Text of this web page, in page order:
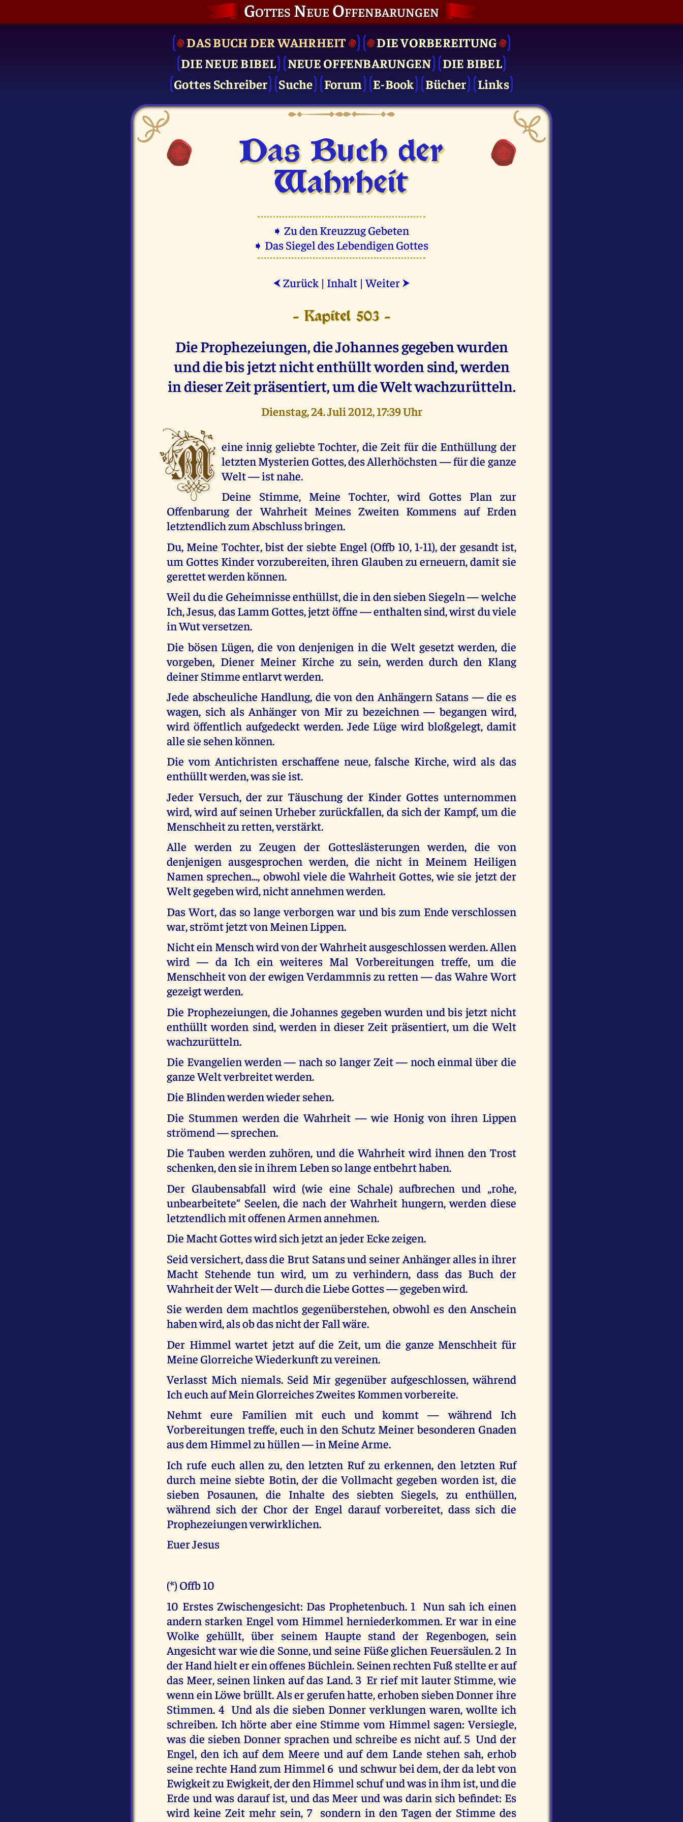
Gottes Neue Offenbarungen
DAS BUCH DER WAHRHEIT
DIE VOR­BEREITUNG
DIE NEUE BIBEL
NEUE OFFENBARUNGEN
DIE BIBEL
Gottes Schreiber
Suche Forum E-Book Bücher Links
Das Buch der
Wahrheit
➧ Zu den Kreuzzug Gebeten
➧ Das Siegel des Lebendigen Gottes
⮜ Zurück | Inhalt |Weiter ⮞
- Kapitel 503 -
Die Prophezeiungen, die Johannes gegeben wurden
und die bis jetzt nicht enthüllt worden sind, werden
in dieser Zeit präsentiert, um die Welt wachzurütteln.
Dienstag, 24. Juli 2012, 17:39 Uhr
M eine innig geliebte Tochter, die Zeit für die Enthüllung der
letzten Mysterien Gottes, des Allerhöchsten — für die ganze
Welt — ist nahe.
Deine Stimme, Meine Tochter, wird Gottes Plan zur
Offenbarung der Wahrheit Meines Zweiten Kommens auf Erden
letztendlich zum Abschluss bringen.
Du, Meine Tochter, bist der siebte Engel (Offb 10, 1-11), der gesandt ist,
um Gottes Kinder vorzubereiten, ihren Glauben zu erneuern, damit sie
gerettet werden können.
Weil du die Geheimnisse enthüllst, die in den sieben Siegeln — welche
Ich, Jesus, das Lamm Gottes, jetzt öffne — enthalten sind, wirst du viele
in Wut versetzen.
Die bösen Lügen, die von denjenigen in die Welt gesetzt werden, die
vorgeben, Diener Meiner Kirche zu sein, werden durch den Klang
deiner Stimme entlarvt werden.
Jede abscheuliche Handlung, die von den Anhängern Satans — die es
wagen, sich als Anhänger von Mir zu bezeichnen — begangen wird,
wird öffentlich aufgedeckt werden. Jede Lüge wird bloßgelegt, damit
alle sie sehen können.
Die vom Antichristen erschaffene neue, falsche Kirche, wird als das
enthüllt werden, was sie ist.
Jeder Versuch, der zur Täuschung der Kinder Gottes unternommen
wird, wird auf seinen Urheber zurückfallen, da sich der Kampf, um die
Menschheit zu retten, verstärkt.
Alle werden zu Zeugen der Gotteslästerungen werden, die von
denjenigen ausgesprochen werden, die nicht in Meinem Heiligen
Namen sprechen..., obwohl viele die Wahrheit Gottes, wie sie jetzt der
Welt gegeben wird, nicht annehmen werden.
Das Wort, das so lange verborgen war und bis zum Ende verschlossen
war, strömt jetzt von Meinen Lippen.
Nicht ein Mensch wird von der Wahrheit ausgeschlossen werden. Allen
wird — da Ich ein weiteres Mal Vorbereitungen treffe, um die
Menschheit von der ewigen Verdammnis zu retten — das Wahre Wort
gezeigt werden.
Die Prophezeiungen, die Johannes gegeben wurden und bis jetzt nicht
enthüllt worden sind, werden in dieser Zeit präsentiert, um die Welt
wachzurütteln.
Die Evangelien werden — nach so langer Zeit — noch einmal über die
ganze Welt verbreitet werden.
Die Blinden werden wieder sehen.
Die Stummen werden die Wahrheit — wie Honig von ihren Lippen
strömend — sprechen.
Die Tauben werden zuhören, und die Wahrheit wird ihnen den Trost
schenken, den sie in ihrem Leben so lange entbehrt haben.
Der Glaubensabfall wird (wie eine Schale) aufbrechen und „rohe,
unbearbeitete“ Seelen, die nach der Wahrheit hungern, werden diese
letztendlich mit offenen Armen annehmen.
Die Macht Gottes wird sich jetzt an jeder Ecke zeigen.
Seid versichert, dass die Brut Satans und seiner Anhänger alles in ihrer
Macht Stehende tun wird, um zu verhindern, dass das Buch der
Wahrheit der Welt — durch die Liebe Gottes — gegeben wird.
Sie werden dem machtlos gegenüberstehen, obwohl es den Anschein
haben wird, als ob das nicht der Fall wäre.
Der Himmel wartet jetzt auf die Zeit, um die ganze Menschheit für
Meine Glorreiche Wiederkunft zu vereinen.
Verlasst Mich niemals. Seid Mir gegenüber aufgeschlossen, während
Ich euch auf Mein Glorreiches Zweites Kommen vorbereite.
Nehmt eure Familien mit euch und kommt — während Ich
Vorbereitungen treffe, euch in den Schutz Meiner besonderen Gnaden
aus dem Himmel zu hüllen — in Meine Arme.
Ich rufe euch allen zu, den letzten Ruf zu erkennen, den letzten Ruf
durch meine siebte Botin, der die Vollmacht gegeben worden ist, die
sieben Posaunen, die Inhalte des siebten Siegels, zu enthüllen,
während sich der Chor der Engel darauf vorbereitet, dass sich die
Prophezeiungen verwirklichen.
Euer Jesus
(*) Offb 10
10 Erstes Zwischengesicht: Das Prophetenbuch. 1 Nun sah ich einen
andern starken Engel vom Himmel herniederkommen. Er war in eine
Wolke gehüllt, über seinem Haupte stand der Regenbogen, sein
Angesicht war wie die Sonne, und seine Füße glichen Feuersäulen. 2 In
der Hand hielt er ein offenes Büchlein. Seinen rechten Fuß stellte er auf
das Meer, seinen linken auf das Land. 3 Er rief mit lauter Stimme, wie
wenn ein Löwe brüllt. Als er gerufen hatte, erhoben sieben Donner ihre
Stimmen. 4 Und als die sieben Donner verklungen waren, wollte ich
schreiben. Ich hörte aber eine Stimme vom Himmel sagen: Versiegle,
was die sieben Donner sprachen und schreibe es nicht auf. 5 Und der
Engel, den ich auf dem Meere und auf dem Lande stehen sah, erhob
seine rechte Hand zum Himmel 6 und schwur bei dem, der da lebt von
Ewigkeit zu Ewigkeit, der den Himmel schuf und was in ihm ist, und die
Erde und was darauf ist, und das Meer und was darin sich befindet: Es
wird keine Zeit mehr sein, 7 sondern in den Tagen der Stimme des